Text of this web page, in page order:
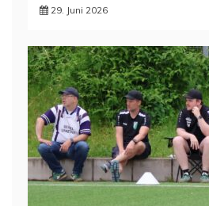
29. Juni 2026